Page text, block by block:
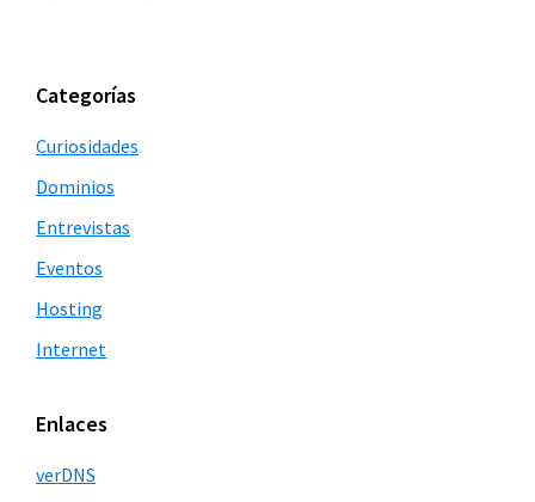
Barra
lateral
principal
Categorías
Curiosidades
Dominios
Entrevistas
Eventos
Hosting
Internet
Enlaces
verDNS